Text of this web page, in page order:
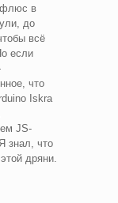
флюс в
до
всё
если
что
Iskra
JS-
знал, что
дряни.